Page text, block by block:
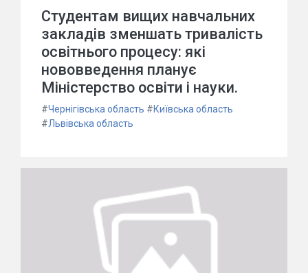
Студентам вищих навчальних
закладів зменшать тривалість
освітнього процесу: які
нововведення планує
Міністерство освіти і науки.
#Чернігівська область #Київська область
#Львівська область